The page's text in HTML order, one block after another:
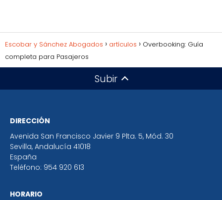
Escobar y Sánchez Abogados artículos
Overbooking: Guía
completa para Pasajeros
Subir
DIRECCIÓN
Avenida San Francisco Javier 9 Plta. 5, Mód. 30
Sevilla, Andalucía 41018
España
Teléfono: 954 920 613
HORARIO